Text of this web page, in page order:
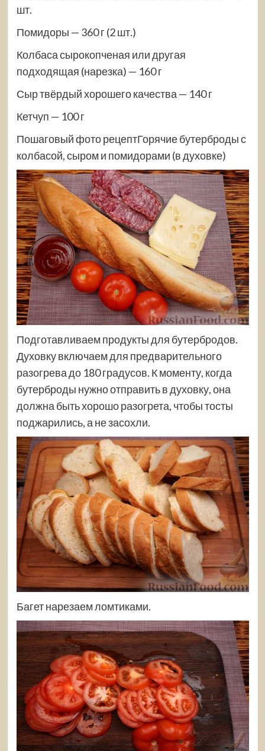
шт.
Помидоры — 360 г (2 шт.)
Колбаса сырокопченая или другая
подходящая (нарезка) — 160 г
Сыр твёрдый хорошего качества — 140 г
Кетчуп — 100 г
Пошаговый фото рецептГорячие бутерброды с
колбасой, сыром и помидорами (в духовке)
Подготавливаем продукты для бутербродов.
Духовку включаемдля предварительного
разогрева до 180 градусов. К моменту, когда
бутерброды нужно отправить в духовку, она
должна быть хорошо разогрета, чтобы тосты
поджарились, а не засохли.
Багет нарезаем ломтиками.